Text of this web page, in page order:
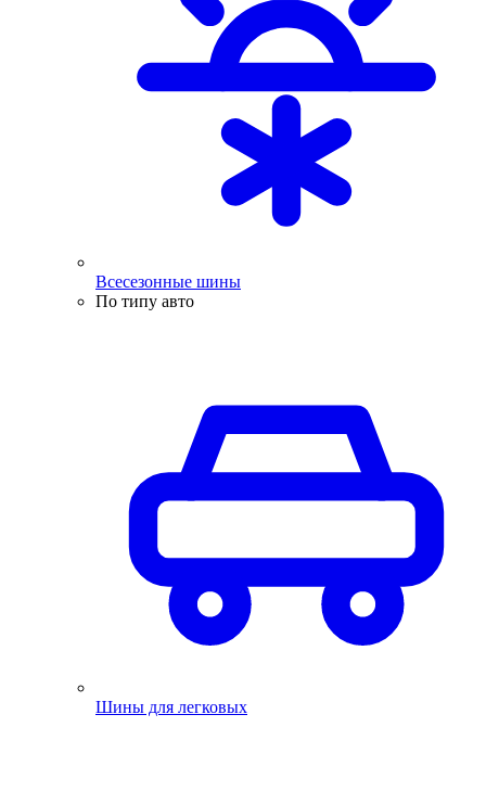
Всесезонные шины
По типу авто
Шины для легковых